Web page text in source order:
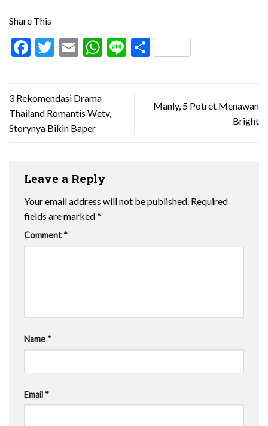
Share This
Facebook
Twitter
EmailWhatsApp
LineShare
3 Rekomendasi Drama
Thailand Romantis Wetv,
Storynya Bikin Baper
Manly, 5 Potret Menawan
Bright
Leave a Reply
Your email address will not be published. Required
fields are marked*
Comment *
Name *
Email *